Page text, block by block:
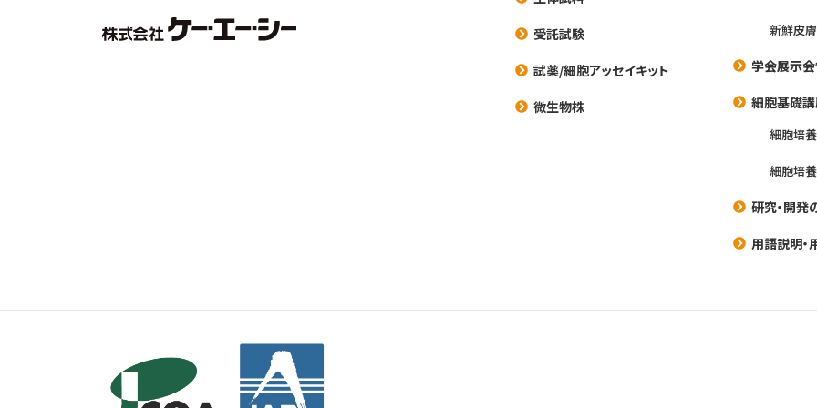
受託試験
試薬/細胞アッセイキット
微生物株
新鮮皮
学会展示
細胞基礎
細胞培
細胞培
研究・開発
用語説明・